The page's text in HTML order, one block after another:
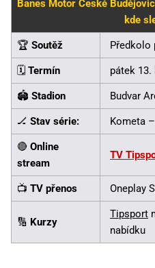
Banes Motor České
kde
🏆 Soutěž Předkolo
🗓️ Termín pátek 13.
🏟️ Stadion Budvar
🏒 Stav série: Kometa
🔴 Online
stream
TV
📺 TV přenos Oneplay
🔢 Kurzy
Tipsport
nabídku